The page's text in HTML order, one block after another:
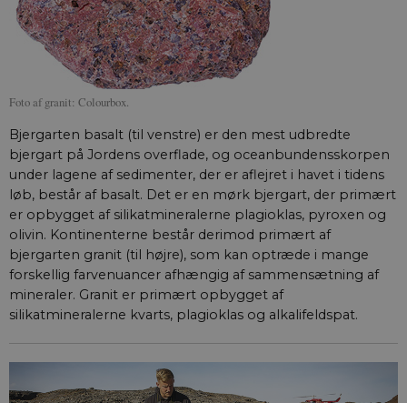
Foto af granit: Colourbox.
Bjergarten basalt (til venstre) er den mest udbredte
bjergart på Jordens overflade, og oceanbundensskorpen
under lagene af sedimenter, der er aflejret i havet i tidens
løb, består af basalt. Det er en mørk bjergart, der primært
er opbygget af silikatmineralerne plagioklas, pyroxen og
olivin. Kontinenterne består derimod primært af
bjergarten granit (til højre), som kan optræde i mange
forskellig farve­nuancer afhængig af sammensætning af
mineraler. Granit er primært opbygget af
silikatmineralerne kvarts, plagioklas og alkalifeldspat.